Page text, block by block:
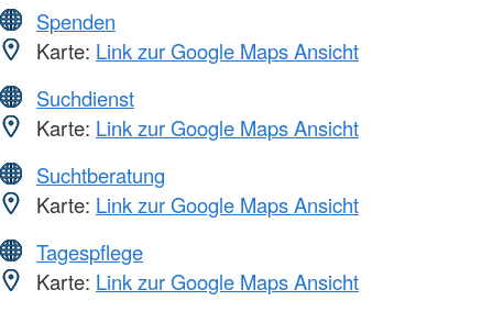
Spenden
Karte: Link zur Google Maps Ansicht
Suchdienst
Karte: Link zur Google Maps Ansicht
Suchtberatung
Karte: Link zur Google Maps Ansicht
Tagespflege
Karte: Link zur Google Maps Ansicht